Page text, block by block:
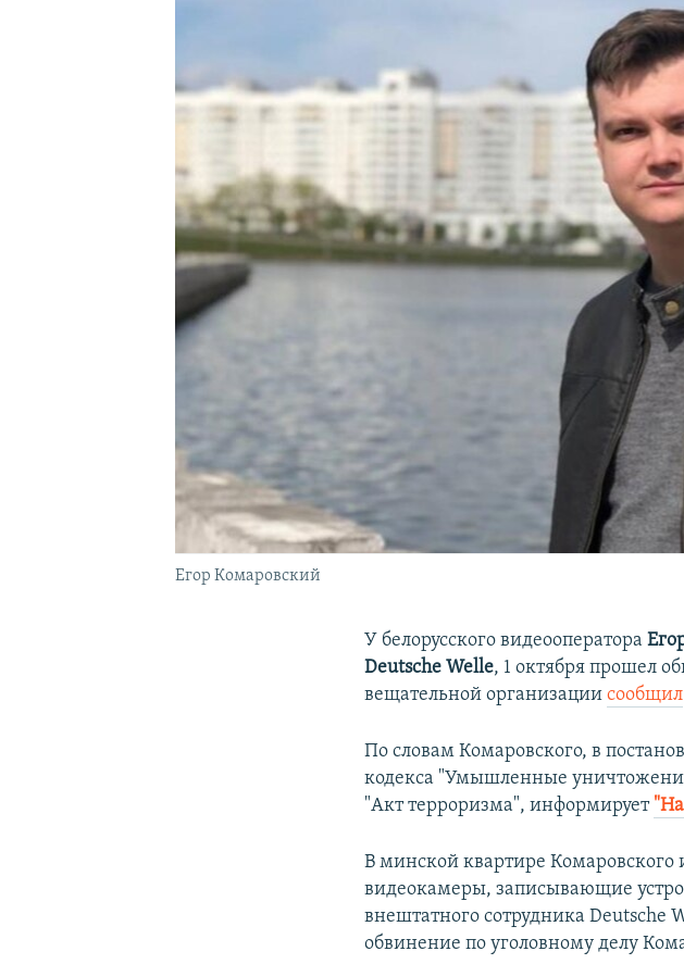
УКРАИНСКАЯ ПРОБЛЕМА КРЫМА
Егор Комаровский
У белорусского видеооператора
Deutsche Welle, 1 октября прошел
вещательной организациисообщил
По словам Комаровского, в
кодекса "Умышленные
"Акт терроризма", информирует
В минской квартире Комаровского
видеокамеры, записывающие
внештатного сотрудника Deutsche
обвинение по уголовному делу